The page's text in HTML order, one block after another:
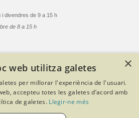
i divendres de 9 a 15 h
de 8 a 15 h
Infermers de Barcelona
de cookies
Avís legal
Política de qualitat
amb Softeng Portal Builder
×
web utilitza galetes
per millorar l'experiència de l'usuari.
accepteu totes les galetes d’acord amb
de galetes. Llegir-ne més